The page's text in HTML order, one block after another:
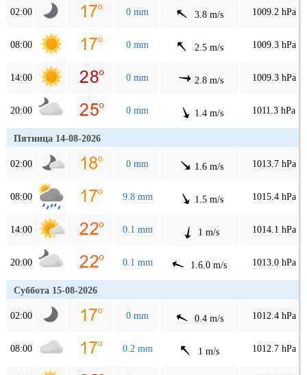
02:00 0 mm 3.8 m/s 1009.2 hPa
08:00 0 mm 2.5 m/s 1009.3 hPa
14:00 0 mm 2.8 m/s 1009.3 hPa
20:00 0 mm 1.4 m/s 1011.3 hPa
Пятница 14-08-2026
02:00 0 mm 1.6 m/s 1013.7 hPa
08:00 9.8 mm 1.5 m/s 1015.4 hPa
14:00 0.1 mm 1 m/s 1014.1 hPa
20:00 0.1 mm 1.6.0 m/s 1013.0 hPa
Суббота 15-08-2026
02:00 0 mm 0.4 m/s 1012.4 hPa
08:00 0.2 mm 1 m/s 1012.7 hPa